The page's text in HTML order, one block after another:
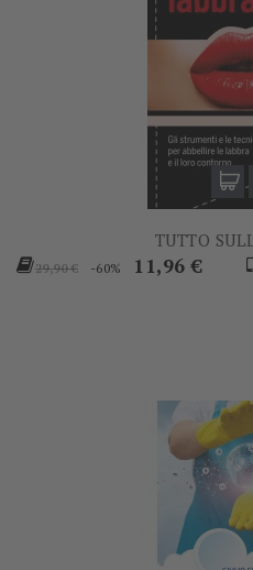
TUTTO
Prezzo
29,90 € -60% Prezzo
11,96 €